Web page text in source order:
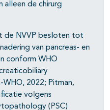
alleen de chirurg
de NVVP besloten tot
van pancreas- en
conform WHO
2022; Pitman,
volgens
(PSC)